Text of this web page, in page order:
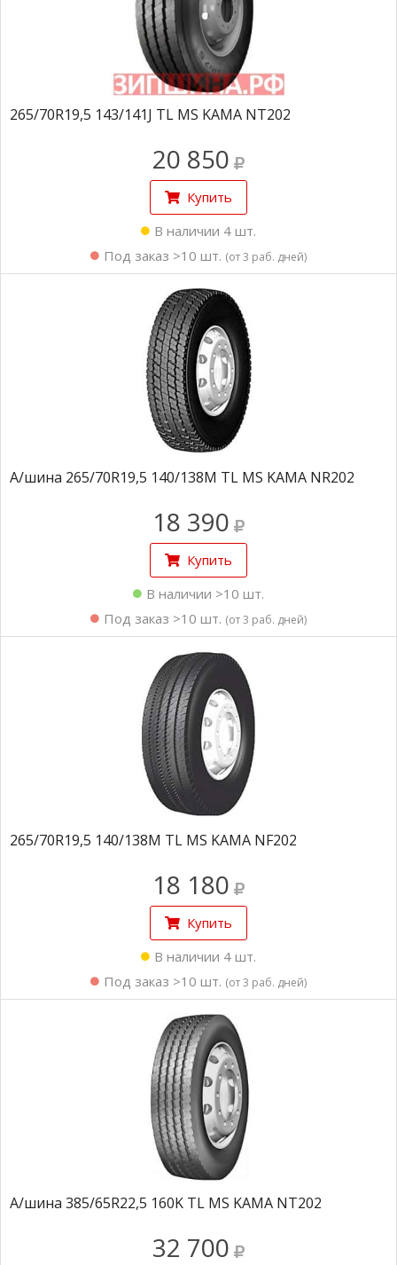
265/70R19,5 143/141J TL MS KAMA NT202
20 850
Купить
В наличии 4 шт.
Под заказ >10 шт. (от 3 раб. дней)
А/шина 265/70R19,5 140/138M TL MS KAMA NR202
18 390
Купить
В наличии >10 шт.
Под заказ >10 шт. (от 3 раб. дней)
265/70R19,5 140/138M TL MS KAMA NF202
18 180
Купить
В наличии 4 шт.
Под заказ >10 шт. (от 3 раб. дней)
А/шина 385/65R22,5 160K TL MS KAMA NT202
32 700